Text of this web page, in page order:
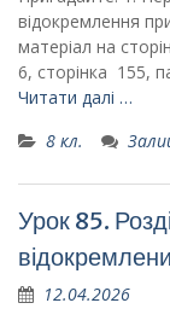
відокремлення
матеріал на
6, сторінка 155,
Читати далі …
8 кл.
Урок 85.
12.04.2026